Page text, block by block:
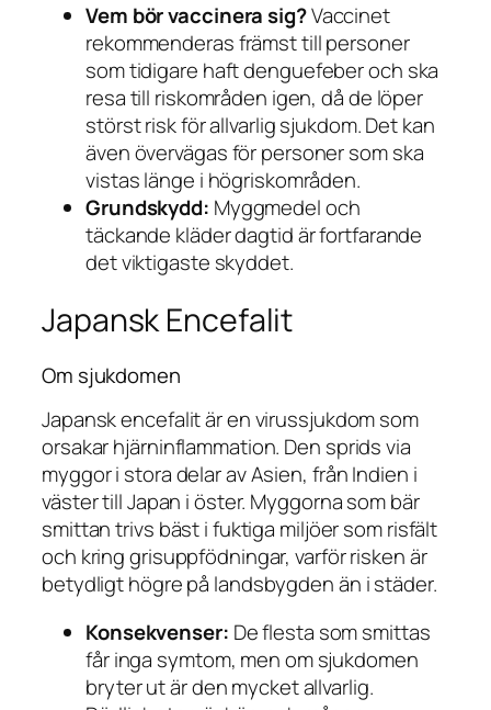
Vem bör vaccinera sig?Vaccinet
rekommenderas främst till personer
somtidigare haft denguefeberoch ska
resa till riskområden igen, då de löper
störst risk för allvarlig sjukdom. Det kan
även övervägas för personer som ska
vistas länge i högriskområden.
Grundskydd: Myggmedel och
täckande kläder dagtid är fortfarande
det viktigaste skyddet.
Japansk Encefalit
Om sjukdomen
Japansk encefalit är en virussjukdom som
orsakar hjärninflammation. Den sprids via
myggor i stora delar av Asien, från Indien i
väster till Japan i öster. Myggorna som bär
smittan trivs bäst i fuktiga miljöer som risfält
och kring grisuppfödningar, varför risken är
betydligt högre på landsbygden än i städer.
Konsekvenser: De flesta som smittas
får inga symtom, men om sjukdomen
bryter ut är den mycket allvarlig.